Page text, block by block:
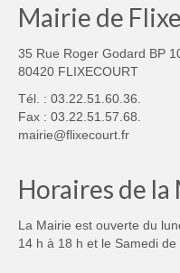
Mairie de
35 Rue Roger Godard BP
80420 FLIXECOURT
Tél. : 03.22.51.60.36.
Fax : 03.22.51.57.68.
mairie@flixecourt.fr
Horaires de
La Mairie est ouverte du
14 h à 18 h et le Samedi de